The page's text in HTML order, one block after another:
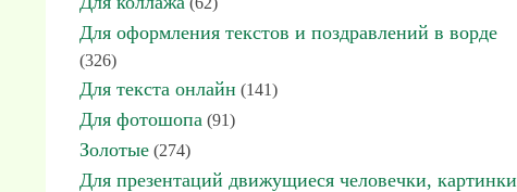
Для оформления текстов и поздравлений в ворде
(326)
Для текста онлайн (141)
Для фотошопа (91)
Золотые (274)
Для презентаций движущиеся человечки, картинки